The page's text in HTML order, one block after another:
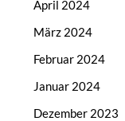
April 2024
März 2024
Februar 2024
Januar 2024
Dezember 2023